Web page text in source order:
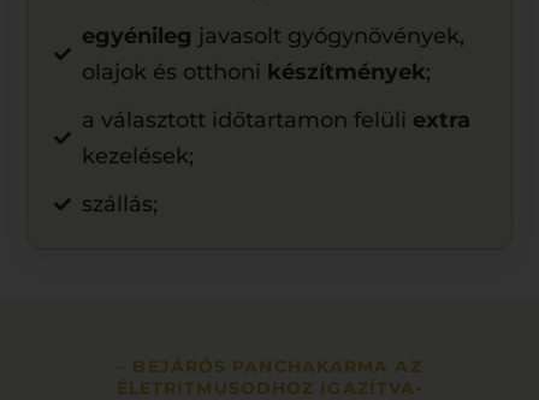
egyénileg javasolt gyógynövények,
olajok és otthoni készítmények;
a választott időtartamon felüli extra
kezelések;
szállás;
– BEJÁRÓS PANCHAKARMA AZ
ÉLETRITMUSODHOZ IGAZÍTVA-